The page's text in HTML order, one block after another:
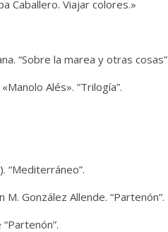
Caballero. Viajar colores.»
“Sobre la marea y otras cosas”
Alés». ”Trilogía”.
“Mediterráneo”.
González Allende. “Partenón”.